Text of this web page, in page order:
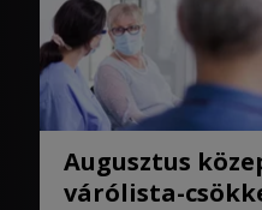
Augusztus
várólista-